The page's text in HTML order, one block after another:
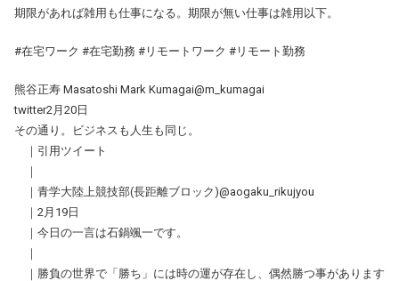
期限があれば雑用も仕事になる。期限が無い仕事は雑用以下。
#在宅ワーク #在宅勤務 #リモートワーク #リモート勤務
熊谷正寿 Masatoshi Mark Kumagai@m_kumagai
twitter2月20日
その通り。ビジネスも人生も同じ。
｜引用ツイート
｜
｜青学大陸上競技部(長距離ブロック)@aogaku_rikujyou
｜2月19日
｜今日の一言は石鍋颯一です。
｜
｜勝負の世界で「勝ち」には時の運が存在し、偶然勝つ事があります